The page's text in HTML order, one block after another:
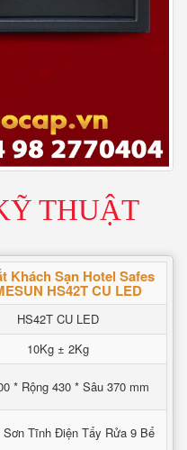
THUẬT
Khách Sạn Hotel Safes
HS42T CU LED
HS42T CU LED
10Kg ± 2Kg
* Rộng 430 * Sâu 370 mm
Sơn Tĩnh Điện Tẩy Rửa 9 Bể